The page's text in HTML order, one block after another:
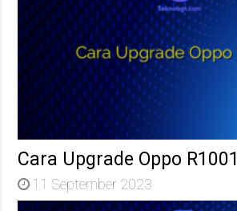
Cara Upgrade Oppo R1001
11 September 2023